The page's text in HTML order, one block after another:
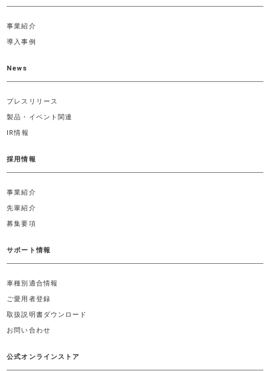
事業紹介
導入事例
News
プレスリリース
製品・イベント関連
IR情報
採用情報
事業紹介
先輩紹介
募集要項
サポート情報
車種別適合情報
ご愛用者登録
取扱説明書ダウンロード
お問い合わせ
公式オンラインストア